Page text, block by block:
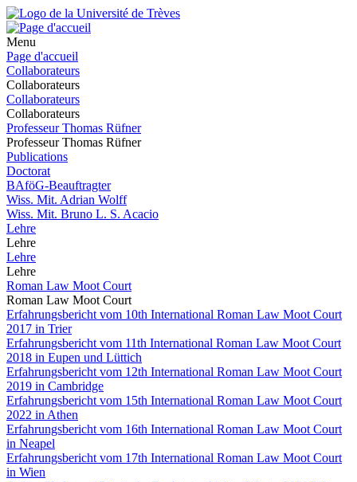
Menu
Page d'accueil
Collaborateurs
Collaborateurs
Collaborateurs
Collaborateurs
Professeur Thomas Rüfner
Professeur Thomas Rüfner
Publications
Doctorat
BAföG-Beauftragter
Wiss. Mit. Adrian Wolff
Wiss. Mit. Bruno L. S. Acacio
Lehre
Lehre
Lehre
Lehre
Roman Law Moot Court
Roman Law Moot Court
Erfahrungsbericht vom 10th International Roman Law Moot Court
2017 in Trier
Erfahrungsbericht vom 11th International Roman Law Moot Court
2018 in Eupen und Lüttich
Erfahrungsbericht vom 12th International Roman Law Moot Court
2019 in Cambridge
Erfahrungsbericht vom 15th International Roman Law Moot Court
2022 in Athen
Erfahrungsbericht vom 16th International Roman Law Moot Court
in Neapel
Erfahrungsbericht vom 17th International Roman Law Moot Court
in Wien